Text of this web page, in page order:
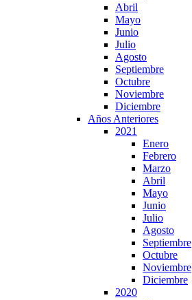
Abril
Mayo
Junio
Julio
Agosto
Septiembre
Octubre
Noviembre
Diciembre
Años Anteriores
2021
Enero
Febrero
Marzo
Abril
Mayo
Junio
Julio
Agosto
Septiembre
Octubre
Noviembre
Diciembre
2020